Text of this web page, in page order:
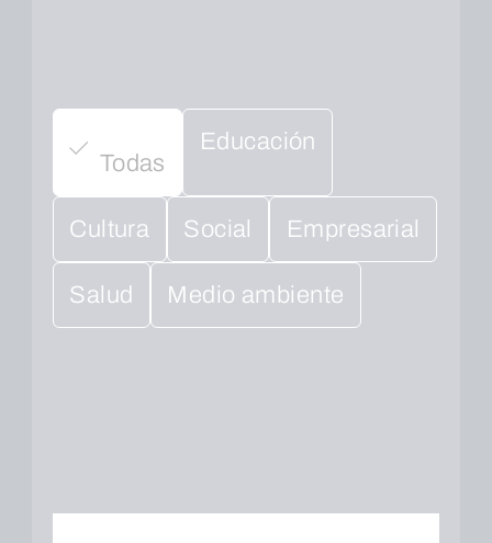
Todas
Educación
Cultura Social Empresarial
Salud Medio ambiente